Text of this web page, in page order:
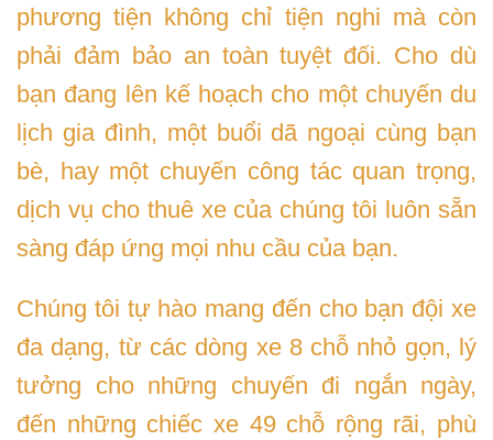
phương tiện không chỉ tiện nghi mà còn
phải đảm bảo an toàn tuyệt đối. Cho dù
bạn đang lên kế hoạch cho một chuyến du
lịch gia đình, một buổi dã ngoại cùng bạn
bè, hay một chuyến công tác quan trọng,
dịch vụ cho thuê xe của chúng tôi luôn sẵn
sàng đáp ứng mọi nhu cầu của bạn.
Chúng tôi tự hào mang đến cho bạn đội xe
đa dạng, từ các dòng xe 8 chỗ nhỏ gọn, lý
tưởng cho những chuyến đi ngắn ngày,
đến những chiếc xe 49 chỗ rộng rãi, phù